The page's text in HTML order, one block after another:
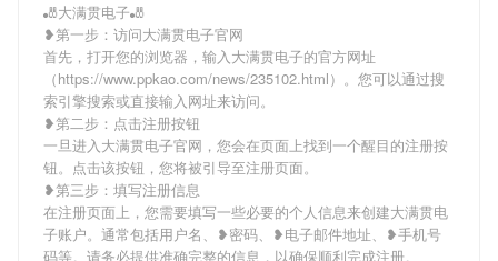
🎳大满贯电子🎳
❥第一步：访问大满贯电子官网
首先，打开您的浏览器，输入大满贯电子的官方网址
（https://www.ppkao.com/news/235102.html）。您可以通过搜
索引擎搜索或直接输入网址来访问。
❥第二步：点击注册按钮
一旦进入大满贯电子官网，您会在页面上找到一个醒目的注册按
钮。点击该按钮，您将被引导至注册页面。
❥第三步：填写注册信息
在注册页面上，您需要填写一些必要的个人信息来创建大满贯电
子账户。通常包括用户名、❥密码、❥电子邮件地址、❥手机号
码等。请务必提供准确完整的信息，以确保顺利完成注册。